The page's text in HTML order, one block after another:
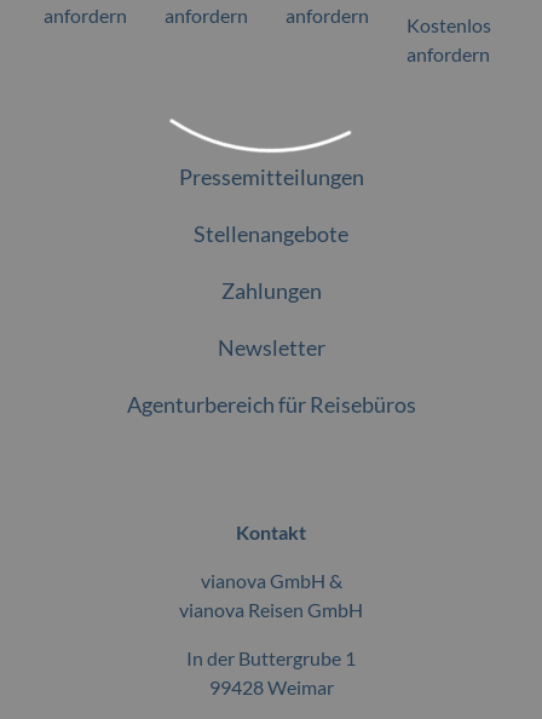
anfordern
anfordern
anfordern
Kostenlos
anfordern
Pressemitteilungen
Stellenangebote
Zahlungen
Newsletter
Agenturbereich für Reisebüros
Kontakt
vianova GmbH &
vianova Reisen GmbH
In der Buttergrube 1
99428 Weimar